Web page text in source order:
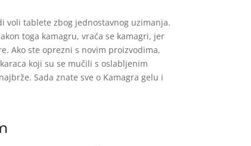
voli tablete zbog jednostavnog uzimanja.
toga kamagru, vraća se kamagri, jer
Ako ste oprezni s novim proizvodima,
koji su se mučili s oslabljenim
Sada znate sve o Kamagra gelu i